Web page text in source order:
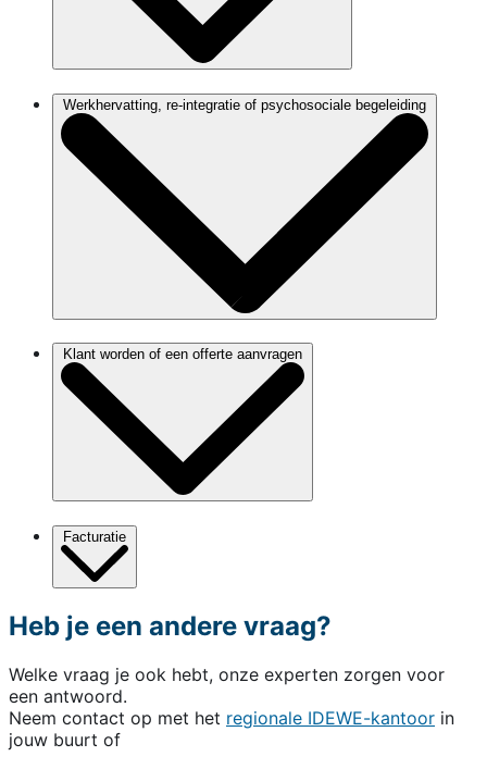
Werkhervatting, re-integratie of psychosociale begeleiding
Klant worden of een offerte aanvragen
Facturatie
Heb je een andere vraag?
Welke vraag je ook hebt, onze experten zorgen voor
een antwoord.
Neem contact op met het regionale IDEWE-kantoor in
jouw buurt of